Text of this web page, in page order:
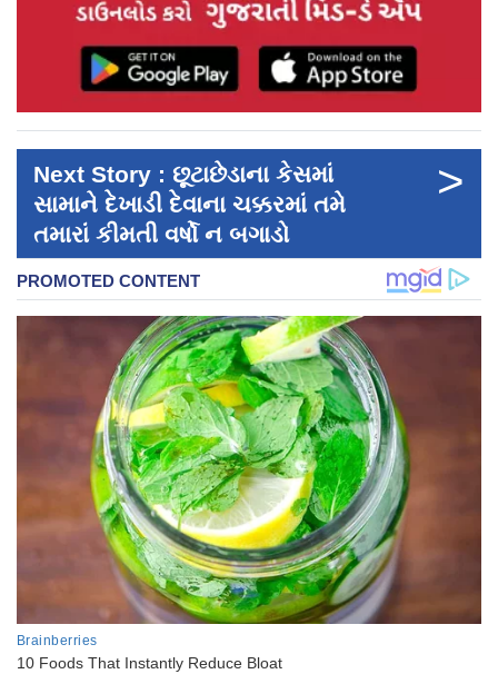
Next Story : છૂટાછેડાના કેસમાં
સામાને દેખાડી દેવાના ચક્કરમાં તમે
તમારાં કીમતી વર્ષો ન બગાડો
>